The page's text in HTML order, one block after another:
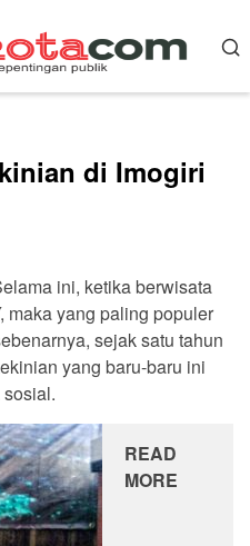
di Imogiri
ini, ketika berwisata
maka yang paling populer
sejak satu tahun
yang baru-baru ini
READ
MORE